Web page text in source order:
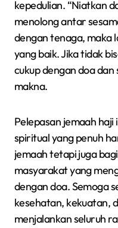
kepedulian. “Niatkan
menolong antar
dengan tenaga, maka
yang baik. Jika tidak
cukup dengan doa dan
makna.
Pelepasan jemaah
spiritual yang penuh
jemaah tetapi juga
masyarakat yang
dengan doa. Semoga
kesehatan, kekuatan,
menjalankan seluruh